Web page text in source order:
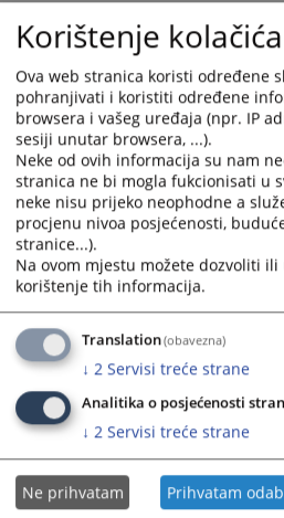
Korištenje kolačića
Ova web stranica koristi određene
pohranjivati i koristiti određene
browsera i vašeg uređaja (npr. IP
sesiji unutar browsera, ...).
Neke od ovih informacija su nam
stranica ne bi mogla fukcionisati u
neke nisu prijeko neophodne a
procjenu nivoa posjećenosti,
stranice...).
Na ovom mjestu možete dozvoliti
korištenje tih informacija.
Translation(obavezna)
↓ 2 Servisi treće strane
Analitika o posjećenosti
↓ 2 Servisi treće strane
Ne prihvatam Prihvatam